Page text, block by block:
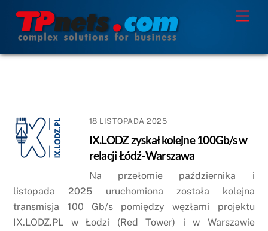
content
18 LISTOPADA 2025
IX.LODZ zyskał kolejne 100Gb/s w
relacji Łódź-Warszawa
Na przełomie października i
listopada 2025 uruchomiona została kolejna
transmisja 100 Gb/s pomiędzy węzłami projektu
IX.LODZ.PL w Łodzi (Red Tower) i w Warszawie